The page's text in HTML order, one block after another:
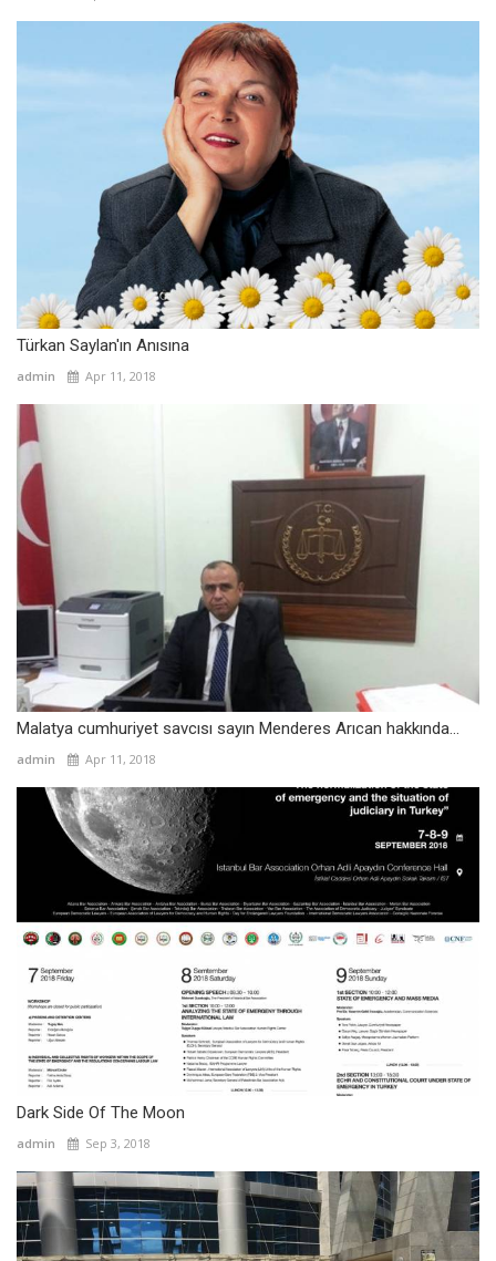
Türkan Saylan'ın Anısına
admin Apr 11, 2018
Malatya cumhuriyet savcısı sayın Menderes Arıcan hakkında...
admin Apr 11, 2018
Dark Side Of The Moon
admin Sep 3, 2018